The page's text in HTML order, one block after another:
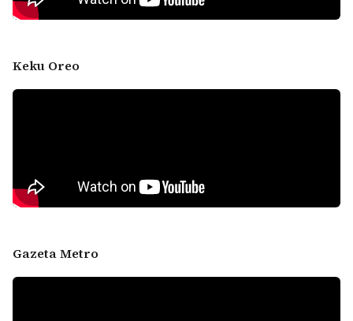
Keku Oreo
Gazeta Metro